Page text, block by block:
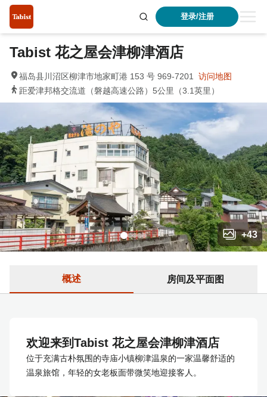
登录/注册
+43
Tabist 花之屋会津柳津酒店
福岛县川沼区柳津市地家町港 153 号 969-7201
访问地图
距爱津邦格交流道（磐越高速公路）5公里（3.1英里）
概述 房间及平面图
欢迎来到Tabist 花之屋会津柳津酒店
位于充满古朴氛围的寺庙小镇柳津温泉的一家温馨舒适的
温泉旅馆，年轻的女老板面带微笑地迎接客人。